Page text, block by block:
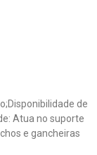
de
Atua no suporte
e gancheiras